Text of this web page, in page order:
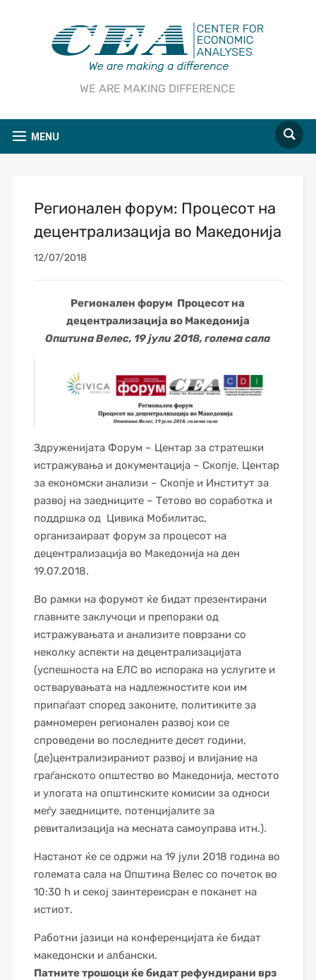
WE ARE MAKING DIFFERENCE
MENU
Регионален форум: Процесот на
децентрализација во Македонија
12/07/2018
Регионален форум Процесот на
децентрализација во Македонија
Општина Велес, 19 јули 2018, голема сала
Здруженијата Форум – Центар за стратешки
истражувања и документација – Скопје, Центар
за економски анализи – Скопје и Институт за
развој на заедниците – Тетово во соработка и
поддршка од Цивика Мобилитас,
организаираат форум за процесот на
децентрализација во Македонија на ден
19.07.2018.
Во рамки на форумот ќе бидат презентирани
главните заклучоци и препораки од
истражувањата и анализите поврзани со
неколку аспекти на децентрализацијата
(успешноста на ЕЛС во испорака на услугите и
остварувањата на надлежностите кои им
припаѓаат според законите, политиките за
рамномерен регионален развој кои се
спроведени во последните десет години,
(де)централизираниот развој и влијание на
граѓанското општество во Македонија, местото
и улогата на општинските комисии за односи
меѓу заедниците, потенцијалите за
ревитализација на месната самоуправа итн.).
Настанот ќе се одржи на 19 јули 2018 година во
големата сала на Општина Велес со почеток во
10:30 h и секој заинтереисран е поканет на
истиот.
Работни јазици на конференцијата ќе бидат
македонски и албански.
Патните трошоци ќе бидат рефундирани врз